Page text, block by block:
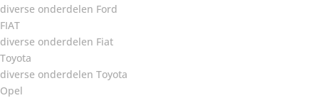
diverse onderdelen Ford
FIAT
diverse onderdelen Fiat
Toyota
diverse onderdelen Toyota
Opel